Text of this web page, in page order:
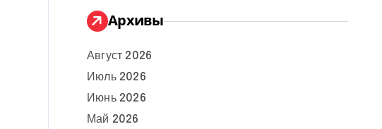
Архивы
Август 2026
Июль 2026
Июнь 2026
Май 2026